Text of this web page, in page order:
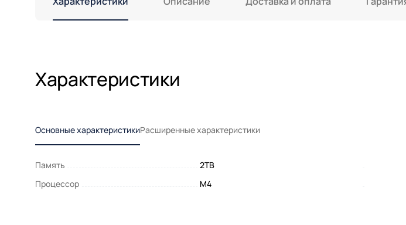
Характеристики
Основные характеристикиРасширенные характеристики
Память 2TB
Процессор
M4